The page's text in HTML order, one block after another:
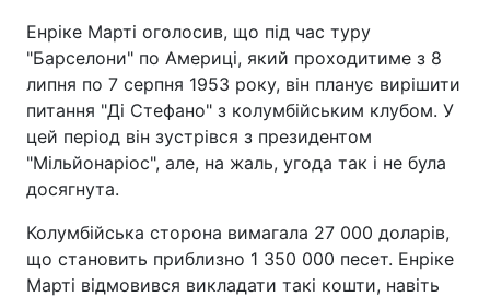
Енріке Марті оголосив, що під час туру
"Барселони" по Америці, який проходитиме з 8
липня по 7 серпня 1953 року, він планує вирішити
питання "Ді Стефано" з колумбійським клубом. У
цей період він зустрівся з президентом
"Мільйонаріос", але, на жаль, угода так і не була
досягнута.
Колумбійська сторона вимагала 27 000 доларів,
що становить приблизно 1 350 000 песет. Енріке
Марті відмовився викладати такі кошти, навіть